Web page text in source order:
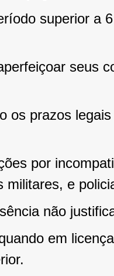
superior a
seus
os prazos
por
militares, e
não
em